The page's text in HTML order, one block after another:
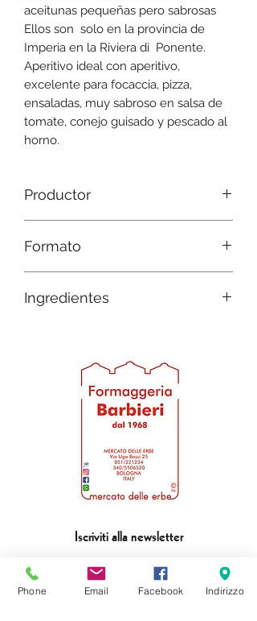
aceitunas pequeñas pero sabrosas
Ellos son solo en la provincia de
Imperia en la Riviera di Ponente.
Aperitivo ideal con aperitivo,
excelente para focaccia, pizza,
ensaladas, muy sabroso en salsa de
tomate, conejo guisado y pescado al
horno.
Productor
Formato
Ingredientes
hierbas aromáticas (tomillo, romero)
regulador de acidez (ácido cítrico)
Iscriviti alla newsletter
Phone Email Facebook Indirizzo